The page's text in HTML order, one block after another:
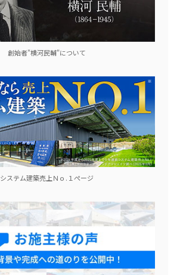
創始者"横河民輔"について
システム建築売上Ｎｏ.１ぺージ